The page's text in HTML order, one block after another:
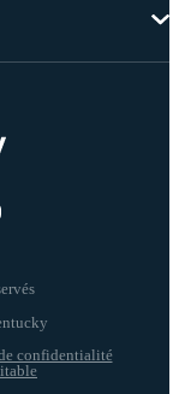
confidentialité